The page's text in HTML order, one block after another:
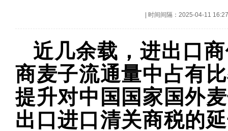
时间间隔：2025-04-11 16:27
近几余载，进出口
商麦子流通量中占有
提升对中国国家国外
出口进口清关商税的